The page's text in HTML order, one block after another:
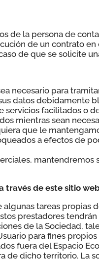
de la persona de
de un contrato en
de que se solicite
necesario para
datos debidamente
facilitados o
mientras sean
que le
a efectos de
mantendremos
través de este sitio
tareas propias
prestadores
de la Sociedad,
para fines
fuera del Espacio
de dicho territorio. La